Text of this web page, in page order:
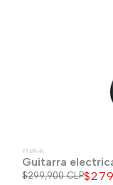
YAMAHA
Guitarra
Precio
$299,900 CLP